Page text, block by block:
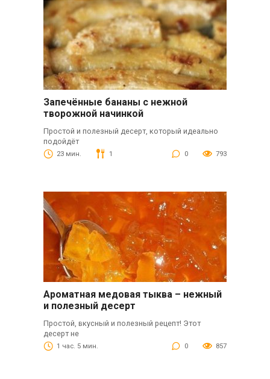
Запечённые бананы с нежной
творожной начинкой
Простой и полезный десерт, который идеально
подойдёт
23 мин. 1 0 793
Ароматная медовая тыква – нежный
и полезный десерт
Простой, вкусный и полезный рецепт! Этот
десерт не
1 час. 5 мин. 0 857